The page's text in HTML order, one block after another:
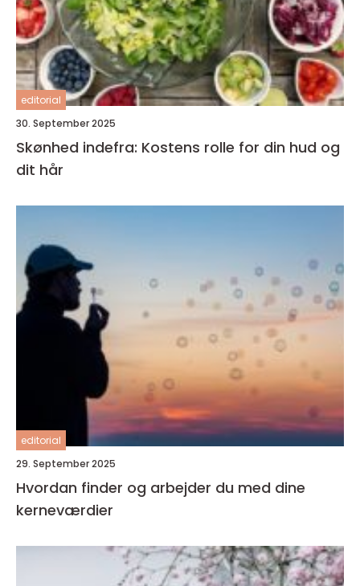
editorial
30. September 2025
Skønhed indefra: Kostens rolle for din hud og
dit hår
editorial
29. September 2025
Hvordan finder og arbejder du med dine
kerneværdier